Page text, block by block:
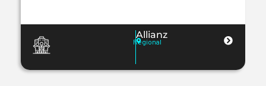
Allianz
Regional